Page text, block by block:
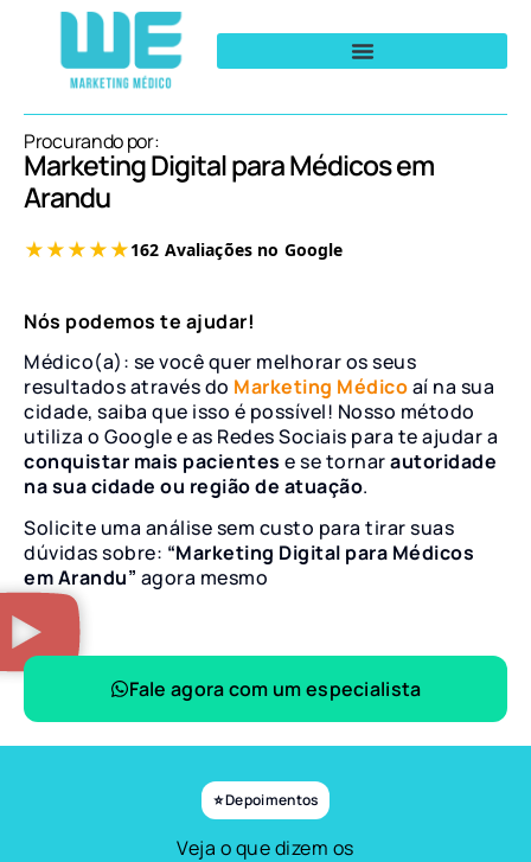
Procurando por:
Marketing Digital para Médicos em
Arandu
Nós podemos te ajudar!
Médico(a): se você quer melhorar os seus
resultados através do Marketing Médicoaí na sua
cidade, saiba que isso é possível! Nosso método
utiliza o Google e as Redes Sociais para te ajudar a
conquistar mais pacientes e se tornarautoridade
na sua cidade ou região de atuação.
Solicite uma análise sem custo para tirar suas
dúvidas sobre: “Marketing Digital para Médicos
em Arandu” agora mesmo
Fale agora com um especialista
⭐ Depoimentos
Veja o que dizem os